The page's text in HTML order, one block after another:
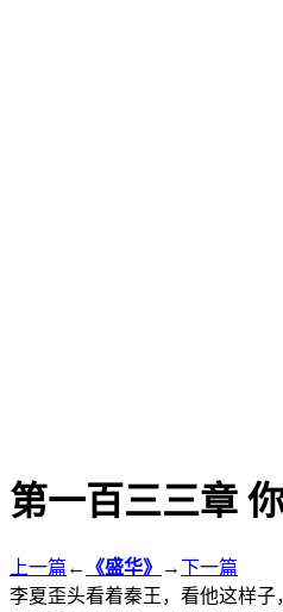
第一百三三章
上一篇 ← 《盛华》 →下一篇
李夏歪头看着秦王，看他这样